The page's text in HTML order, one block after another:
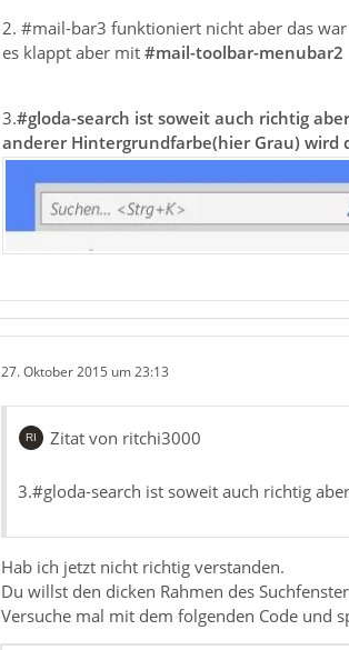
2. #mail-bar3 funktioniert nicht aber das
es klappt aber mit #mail-toolbar-menubar2
3.#gloda-search ist soweit auch richtig
anderer Hintergrundfarbe(hier Grau) wird
27. Oktober 2015 um 23:13
Zitat von ritchi3000
3.#gloda-search ist soweit auch richtig
Hab ich jetzt nicht richtig verstanden.
Du willst den dicken Rahmen des
Versuche mal mit dem folgenden Code und